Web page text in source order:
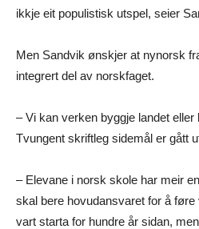
ikkje eit populistisk utspel, seier
Men Sandvik ønskjer at nynorsk
integrert del av norskfaget.
– Vi kan verken byggje landet eller
Tvungent skriftleg sidemål er gått
– Elevane i norsk skole har meir
skal bere hovudansvaret for å
vart starta for hundre år sidan,